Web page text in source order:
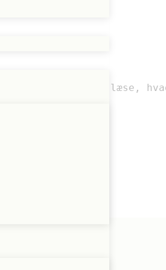
Du kan her læse,